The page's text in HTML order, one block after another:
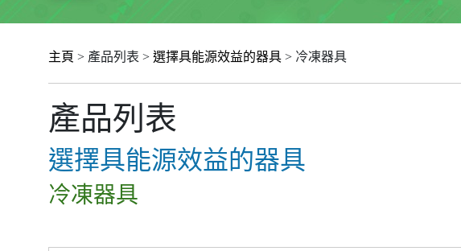
主頁 > 產品列表 > 選擇具能源效益的器具 > 冷凍器具
產品列表
選擇具能源效益的器具
冷凍器具